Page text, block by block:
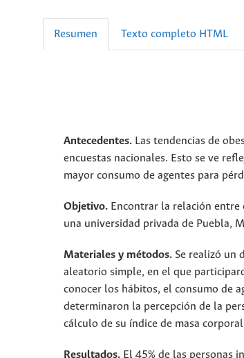
Resumen Texto completo HTML
Antecedentes. Las tendencias de
encuestas nacionales. Esto se ve
mayor consumo de agentes para
Objetivo. Encontrar la relación entre
una universidad privada de Puebla,
Materiales y métodos. Se realizó un
aleatorio simple, en el que
conocer los hábitos, el consumo de
determinaron la percepción de la
cálculo de su índice de masa
Resultados. El 45% de las personas